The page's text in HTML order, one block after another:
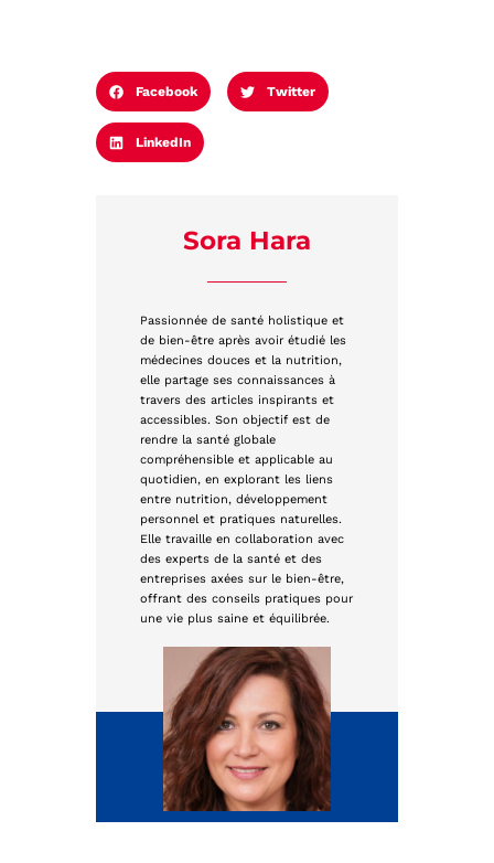
Facebook Twitter
LinkedIn
Sora Hara
Passionnée de santé holistique et
de bien-être après avoir étudié les
médecines douces et la nutrition,
elle partage ses connaissances à
travers des articles inspirants et
accessibles. Son objectif est de
rendre la santé globale
compréhensible et applicable au
quotidien, en explorant les liens
entre nutrition, développement
personnel et pratiques naturelles.
Elle travaille en collaboration avec
des experts de la santé et des
entreprises axées sur le bien-être,
offrant des conseils pratiques pour
une vie plus saine et équilibrée.